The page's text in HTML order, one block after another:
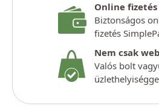
Online fizetés
Biztonságos
fizetés
Nem csak
Valós bolt